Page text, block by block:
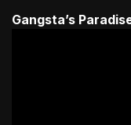
Gangsta’s